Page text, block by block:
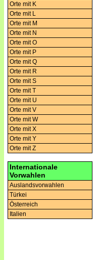
Orte mit K
Orte mit L
Orte mit M
Orte mit N
Orte mit O
Orte mit P
Orte mit Q
Orte mit R
Orte mit S
Orte mit T
Orte mit U
Orte mit V
Orte mit W
Orte mit X
Orte mit Y
Orte mit Z
Internationale
Vorwahlen
Auslandsvorwahlen
Türkei
Österreich
Italien